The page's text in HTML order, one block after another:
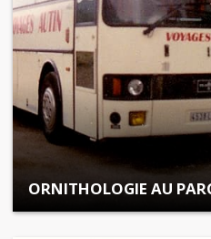
ORNITHOLOGIE AU